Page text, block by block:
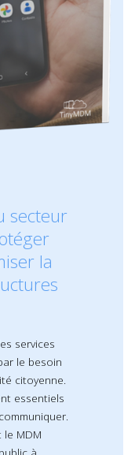
secteur
la
services
le besoin
citoyenne.
essentiels
MDM